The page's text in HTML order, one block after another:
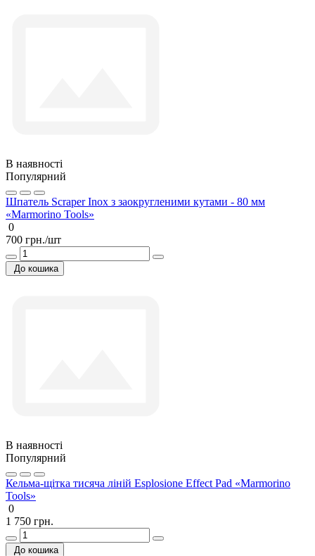
В наявності
Популярний
Шпатель Scraper Inox з заокругленими кутами - 80 мм
«Marmorino Tools»
0
700 грн./шт
До кошика
В наявності
Популярний
Кельма-щітка тисяча ліній Esplosione Effect Pad «Marmorino
Tools»
0
1 750 грн.
До кошика